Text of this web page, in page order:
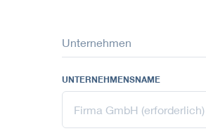
Unternehmen
UNTERNEHMENSNAME